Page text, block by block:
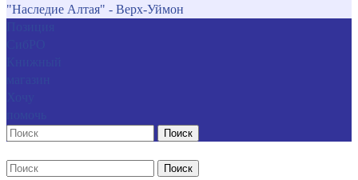
"Наследие Алтая" - Верх-Уймон
Поиск
Поиск